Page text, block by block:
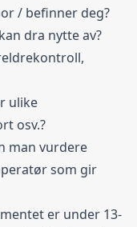
/ befinner deg?
dra nytte av?
ulike
osv.?
man vurdere
som gir
er under 13-